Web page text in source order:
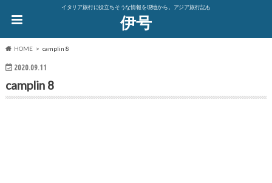
イタリア旅行に役立ちそうな情報を現地から。アジア旅行記も
伊号
HOME camplin 8
2020.09.11
camplin 8